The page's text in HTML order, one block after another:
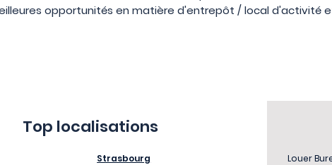
opportunités en matière d'entrepôt / local d'activité
Top localisations
Strasbourg
Louer